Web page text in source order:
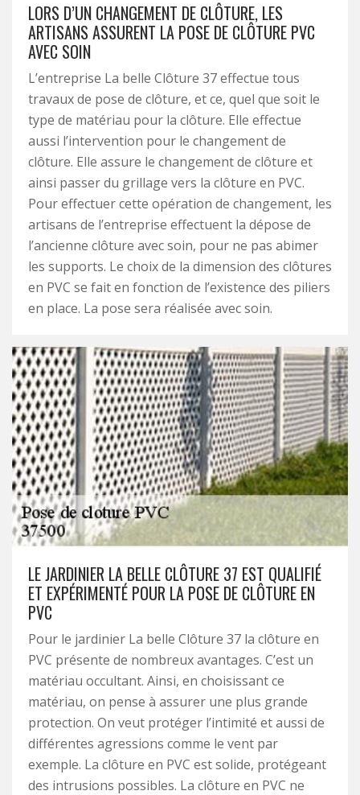
LORS D’UN CHANGEMENT DE CLÔTURE, LES
ARTISANS ASSURENT LA POSE DE CLÔTURE PVC
AVEC SOIN
L’entreprise La belle Clôture 37 effectue tous
travaux de pose de clôture, et ce, quel que soit le
type de matériau pour la clôture. Elle effectue
aussi l’intervention pour le changement de
clôture. Elle assure le changement de clôture et
ainsi passer du grillage vers la clôture en PVC.
Pour effectuer cette opération de changement, les
artisans de l’entreprise effectuent la dépose de
l’ancienne clôture avec soin, pour ne pas abimer
les supports. Le choix de la dimension des clôtures
en PVC se fait en fonction de l’existence des piliers
en place. La pose sera réalisée avec soin.
LE JARDINIER LA BELLE CLÔTURE 37 EST QUALIFIÉ
ET EXPÉRIMENTÉ POUR LA POSE DE CLÔTURE EN
PVC
Pour le jardinier La belle Clôture 37 la clôture en
PVC présente de nombreux avantages. C’est un
matériau occultant. Ainsi, en choisissant ce
matériau, on pense à assurer une plus grande
protection. On veut protéger l’intimité et aussi de
différentes agressions comme le vent par
exemple. La clôture en PVC est solide, protégeant
des intrusions possibles. La clôture en PVC ne